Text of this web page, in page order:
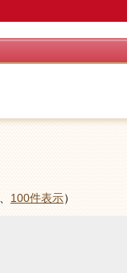
100件表示）